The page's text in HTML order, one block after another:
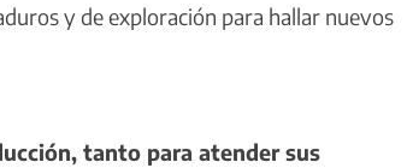
y de exploración para hallar nuevos
tanto para atender sus